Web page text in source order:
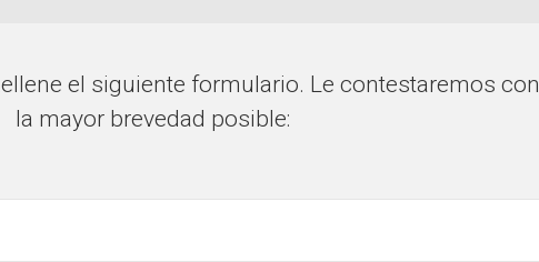
el siguiente formulario. Le contestaremos con
la mayor brevedad posible: